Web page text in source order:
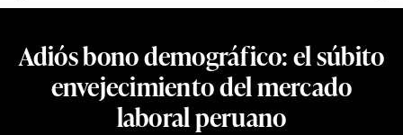
Adiós bono demográfico: el súbito
envejecimiento del mercado
laboral peruano